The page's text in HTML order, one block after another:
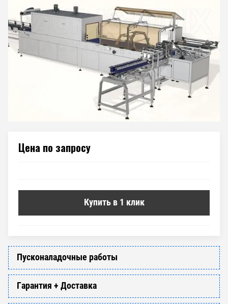
Цена по запросу
Купить в 1 клик
Пусконаладочные работы
Гарантия + Доставка